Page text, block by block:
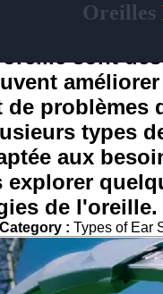
Oreilles
sont
de
types
aux
de l'oreille.
: Types of Ear